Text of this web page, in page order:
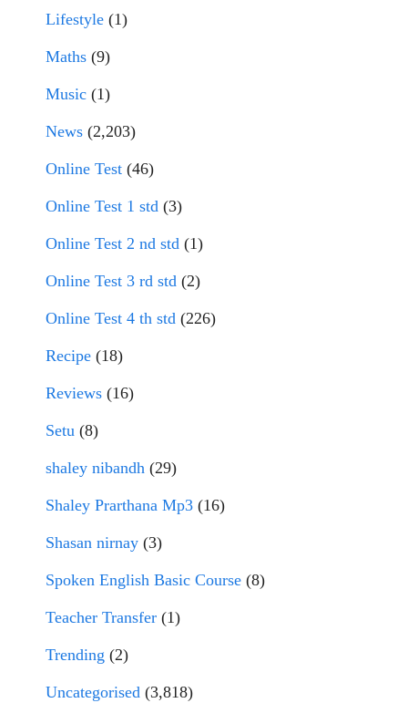
Lifestyle (1)
Maths (9)
Music (1)
News (2,203)
Online Test (46)
Online Test 1 std (3)
Online Test 2 nd std (1)
Online Test 3 rd std (2)
Online Test 4 th std (226)
Recipe (18)
Reviews (16)
Setu (8)
shaley nibandh (29)
Shaley Prarthana Mp3 (16)
Shasan nirnay (3)
Spoken English Basic Course (8)
Teacher Transfer (1)
Trending (2)
Uncategorised (3,818)